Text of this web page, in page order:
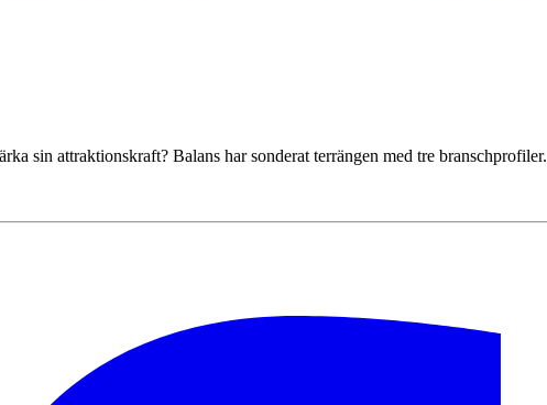
sin attraktionskraft? Balans har sonderat ­terrängen med tre branschprofiler.